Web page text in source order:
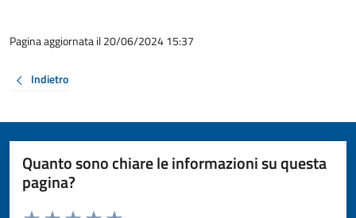
Pagina aggiornata il 20/06/2024 15:37
Indietro
Quanto sono chiare le informazioni su questa
pagina?
Valuta da 1 a 5 stelle la pagina